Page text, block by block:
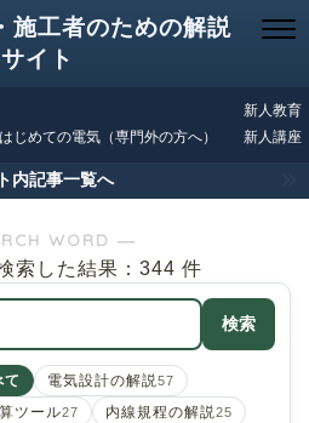
施工者のための解説
サイト
はじめての電気（専門外の方へ）
新人教育
新人講座
内記事一覧へ
WORD ―
索した結果：344 件
検索
て 電気設計の解説57
ツール27 内線規程の解説25